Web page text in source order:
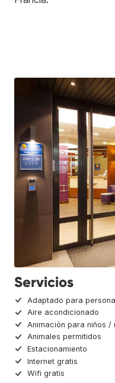
Servicios
Adaptado para
Aire acondicionado
Animación para niños /
Animales permitidos
Estacionamiento
Internet gratis
Wifi gratis